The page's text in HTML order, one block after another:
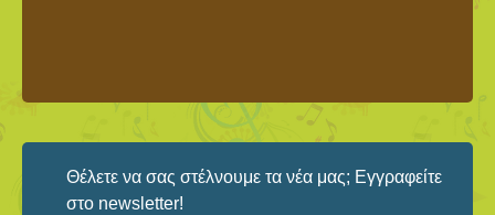
Θέλετε να σας στέλνουμε τα νέα μας; Εγγραφείτε
στο newsletter!